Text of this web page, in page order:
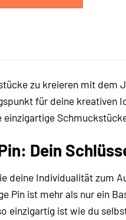
zu kreieren mit dem
für deine kreativen
Dein
deine Individualität zum
ist mehr als nur ein
ist wie du